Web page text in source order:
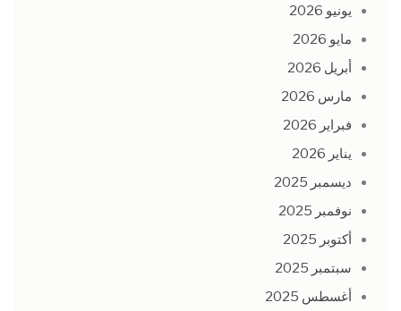
يونيو 2026
مايو 2026
أبريل 2026
مارس 2026
فبراير 2026
يناير 2026
ديسمبر 2025
نوفمبر 2025
أكتوبر 2025
سبتمبر 2025
أغسطس 2025